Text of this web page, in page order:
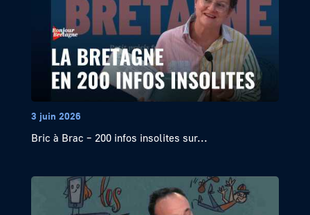
3 juin 2026
Bric à Brac – 200 infos insolites sur...